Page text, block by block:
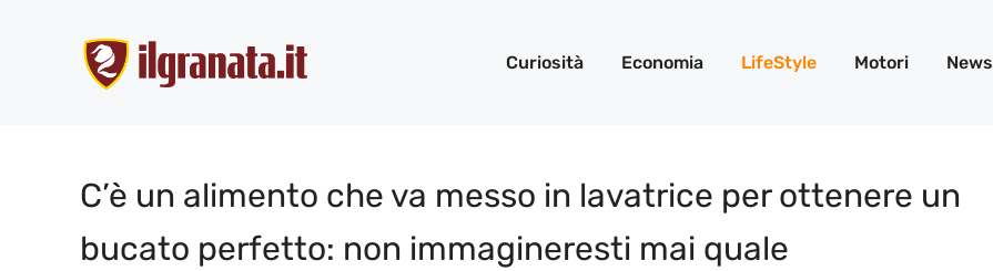
contenuto
Curiosità Economia LifeStyle Motori News
C’è un alimento che va messo in lavatrice per ottenere un
bucato perfetto: non immagineresti mai quale